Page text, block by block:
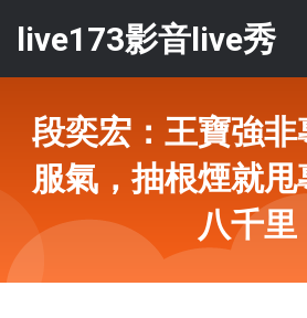
live173影音live秀
段奕宏：王寶強
服氣，抽根煙就
八千里